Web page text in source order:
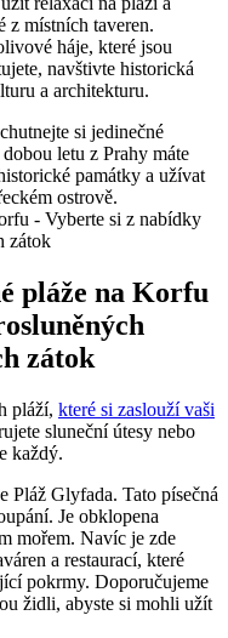
z místních taveren.
háje, které jsou
navštivte historická
a architekturu.
si jedinečné
letu z Prahy máte
památky a užívat
ostrově.
pláže na Korfu
zátok
pláží, které si zaslouží vaši
sluneční útesy nebo
každý.
Pláž Glyfada. Tato písečná
Je obklopena
mořem. Navíc je zde
a restaurací, které
pokrmy. Doporučujeme
židli, abyste si mohli užít